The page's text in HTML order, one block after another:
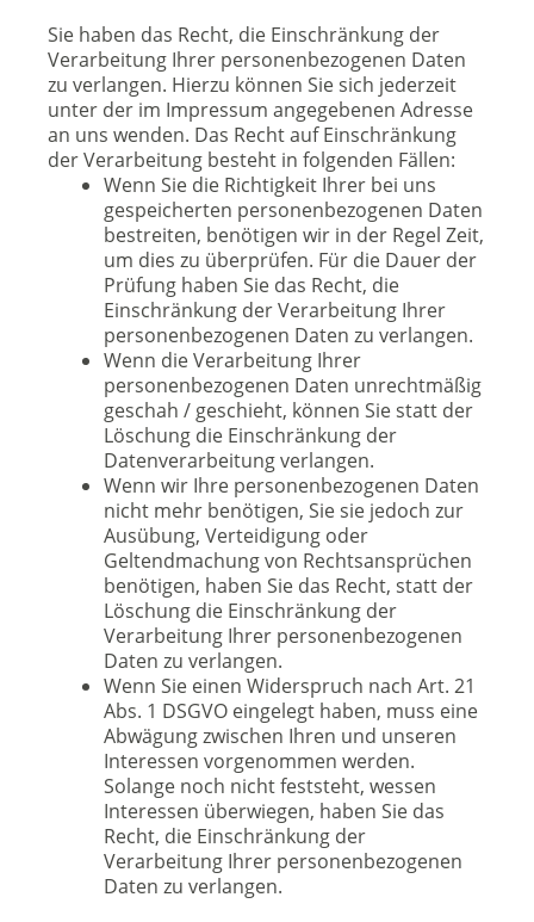
Sie haben das Recht, die Einschränkung der
Verarbeitung Ihrer personenbezogenen Daten
zu verlangen. Hierzu können Sie sich jederzeit
unter der im Impressum angegebenen Adresse
an uns wenden. Das Recht auf Einschränkung
der Verarbeitung besteht in folgenden Fällen:
Wenn Sie die Richtigkeit Ihrer bei uns
gespeicherten personenbezogenen Daten
bestreiten, benötigen wir in der Regel Zeit,
um dies zu überprüfen. Für die Dauer der
Prüfung haben Sie das Recht, die
Einschränkung der Verarbeitung Ihrer
personenbezogenen Daten zu verlangen.
Wenn die Verarbeitung Ihrer
personenbezogenen Daten unrechtmäßig
geschah / geschieht, können Sie statt der
Löschung die Einschränkung der
Datenverarbeitung verlangen.
Wenn wir Ihre personenbezogenen Daten
nicht mehr benötigen, Sie sie jedoch zur
Ausübung, Verteidigung oder
Geltendmachung von Rechtsansprüchen
benötigen, haben Sie das Recht, statt der
Löschung die Einschränkung der
Verarbeitung Ihrer personenbezogenen
Daten zu verlangen.
Wenn Sie einen Widerspruch nach Art. 21
Abs. 1 DSGVO eingelegt haben, muss eine
Abwägung zwischen Ihren und unseren
Interessen vorgenommen werden.
Solange noch nicht feststeht, wessen
Interessen überwiegen, haben Sie das
Recht, die Einschränkung der
Verarbeitung Ihrer personenbezogenen
Daten zu verlangen.